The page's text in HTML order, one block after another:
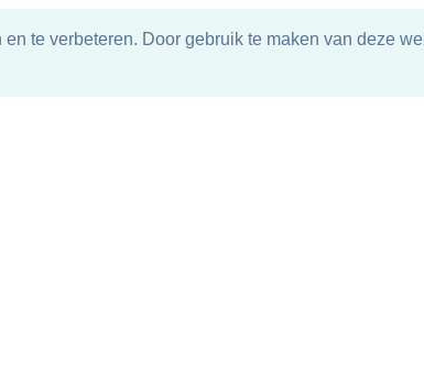
te verbeteren. Door gebruik te maken van deze